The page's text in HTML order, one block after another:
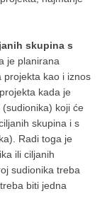
skupina s
je planirana
projekta kao i iznos
kada je
koji će
skupina i s
Radi toga je
ili ciljanih
sudionika treba
biti jedna